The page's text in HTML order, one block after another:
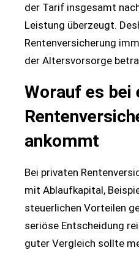
der Tarif insgesamt
Leistung überzeugt.
Rentenversicherung
der Altersvorsorge
Worauf es bei
ankommt
Bei privaten
mit Ablaufkapital,
steuerlichen Vorteilen
seriöse Entscheidung
guter Vergleich sollte